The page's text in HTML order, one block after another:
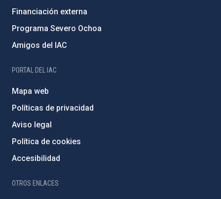
Financiación externa
Programa Severo Ochoa
Amigos del IAC
PORTAL DEL IAC
Mapa web
Políticas de privacidad
Aviso legal
Política de cookies
Accesibilidad
OTROS ENLACES